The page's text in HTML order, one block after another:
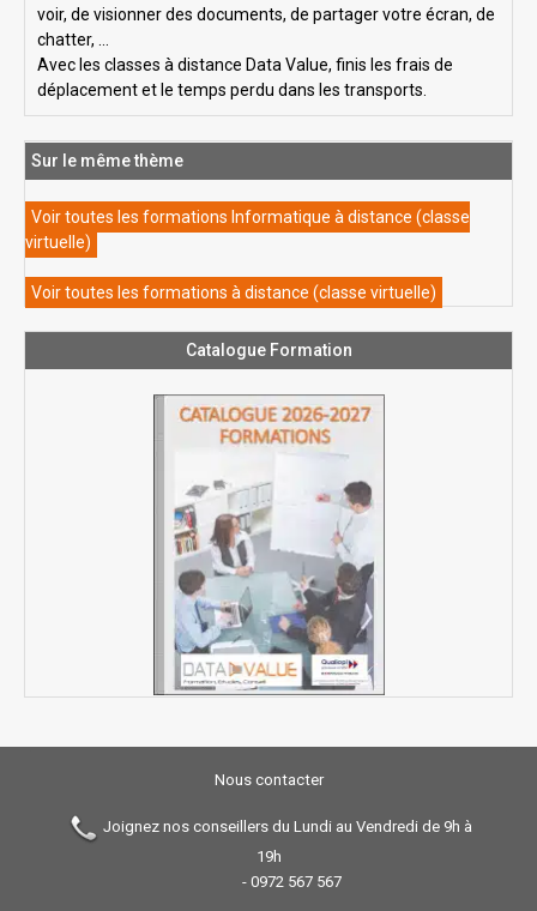
voir, de visionner des documents, de partager votre écran, de
chatter, ...
Avec les classes à distance Data Value, finis les frais de
déplacement et le temps perdu dans les transports.
Sur le même thème
Voir toutes les formations Informatique à distance (classe
virtuelle)
Voir toutes les formations à distance (classe virtuelle)
Catalogue Formation
Nous contacter
Joignez nos conseillers du Lundi au Vendredi de 9h à
19h
- 0972 567 567